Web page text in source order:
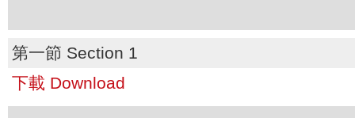
第一節 Section 1
下載 Download